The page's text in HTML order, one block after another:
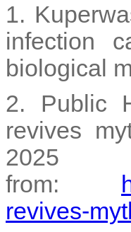
1.
infection
biological
2. Public
revives
from:
revives-